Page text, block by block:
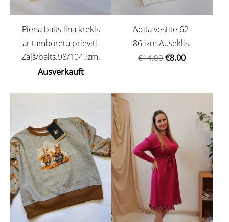
Piena balts lina krekls
ar tamborētu prievīti.
Zaļš/balts.98/104.izm.
Ausverkauft
Adīta vestīte.62-
86.izm.Auseklis.
€14.00 €8.00